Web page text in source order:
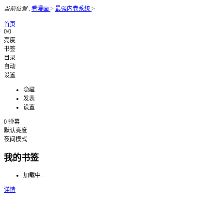
当前位置: 看漫画 > 最强内卷系统 >
首页
0/0
亮度
书签
目录
自动
设置
隐藏
发表
设置
0 弹幕
默认亮度
夜间模式
我的书签
加载中...
详情